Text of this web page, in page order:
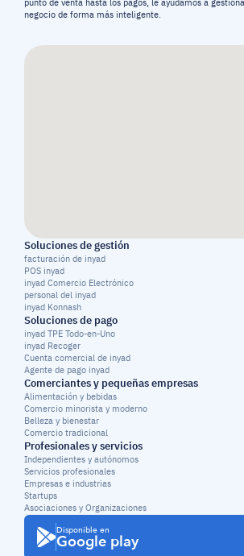
punto de venta hasta los pagos, le ayudamos a
negocio de forma más inteligente.
Soluciones de gestión
facturación de inyad
POS inyad
inyad Comercio Electrónico
personal del inyad
inyad Konnash
Soluciones de pago
inyad TPE Todo-en-Uno
inyad Recoger
Cuenta comercial de inyad
Agente de pago inyad
Comerciantes y pequeñas empresas
Alimentación y bebidas
Comercio minorista y moderno
Belleza y bienestar
Comercio tradicional
Profesionales y servicios
Independientes y autónomos
Servicios profesionales
Empresas e industrias
Startups
Asociaciones y Organizaciones
Disponible en
Google play